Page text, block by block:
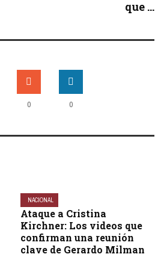
que ...
0 0
NACIONAL
Ataque a Cristina
Kirchner: Los videos que
confirman una reunión
clave de Gerardo Milman